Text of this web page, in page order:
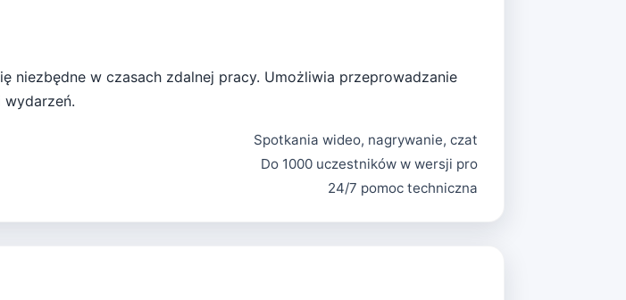
niezbędne w czasach zdalnej pracy. Umożliwia przeprowadzanie
Spotkania wideo, nagrywanie, czat
Do 1000 uczestników w wersji pro
24/7 pomoc techniczna